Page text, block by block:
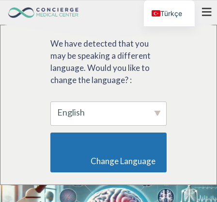
We have detected that you
may be speaking a different
language. Would you like to
change the language? :
English
MENÜ
Türkçe